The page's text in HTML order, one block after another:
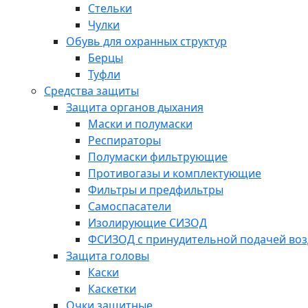
Стельки
Чулки
Обувь для охранных структур
Берцы
Туфли
Средства защиты
Защита органов дыхания
Маски и полумаски
Респираторы
Полумаски фильтрующие
Противогазы и комплектующие
Фильтры и предфильтры
Самоспасатели
Изолирующие СИЗОД
ФСИЗОД с принудительной подачей
Защита головы
Каски
Каскетки